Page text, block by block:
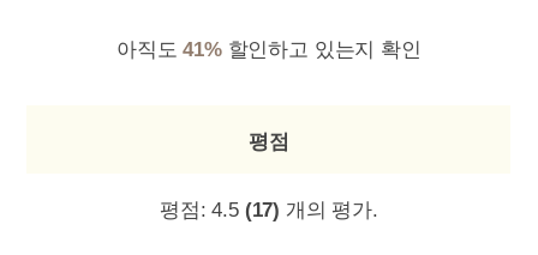
아직도41%할인하고 있는지 확인
평점
평점:4.5 (17) 개의 평가.